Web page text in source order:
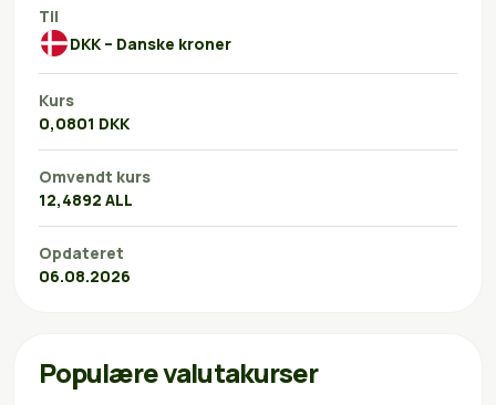
Til
DKK – Danske kroner
Kurs
0,0801 DKK
Omvendt kurs
12,4892 ALL
Opdateret
06.08.2026
Populære valutakurser